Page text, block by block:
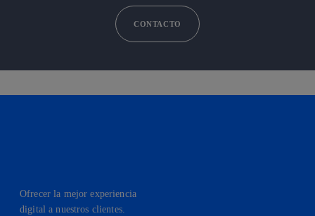
CONTACTO
Ofrecer la mejor experiencia
digital a nuestros clientes.